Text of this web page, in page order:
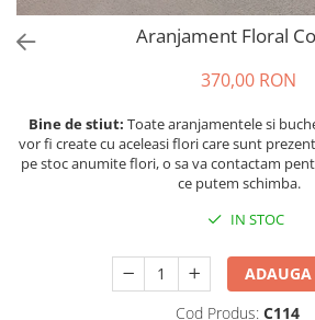
Aranjament Floral
370,00 RON
Bine de stiut: Toate aranjamentele si
vor fi create cu aceleasi flori care sunt
pe stoc anumite flori, o sa va contactam
ce putem schimba.
IN STOC
ADAUGA
Cod Produs: C114